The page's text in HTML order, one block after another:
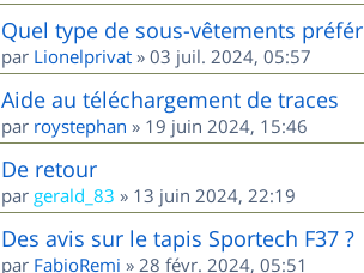
Quel type de sous-vêtements
par Lionelprivat » 03 juil. 2024, 05:57
Aide au téléchargement de traces
par roystephan » 19 juin 2024, 15:46
De retour
par gerald_83 » 13 juin 2024, 22:19
Des avis sur le tapis Sportech F37 ?
par FabioRemi » 28 févr. 2024, 05:51